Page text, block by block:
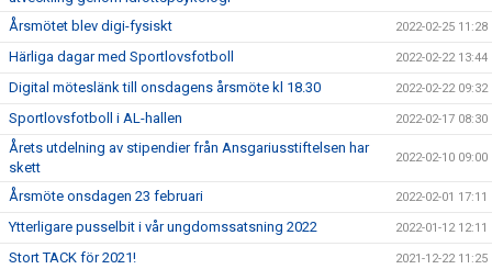
Årsmötet blev digi-fysiskt 2022-02-25 11:28
Härliga dagar med Sportlovsfotboll 2022-02-22 13:44
Digital möteslänk till onsdagens årsmöte kl 18.30 2022-02-22 09:32
Sportlovsfotboll i AL-hallen 2022-02-17 08:30
Årets utdelning av stipendier från Ansgariusstiftelsen har
skett
2022-02-10 09:00
Årsmöte onsdagen 23 februari 2022-02-01 17:11
Ytterligare pusselbit i vår ungdomssatsning 2022 2022-01-12 12:11
Stort TACK för 2021! 2021-12-22 11:25